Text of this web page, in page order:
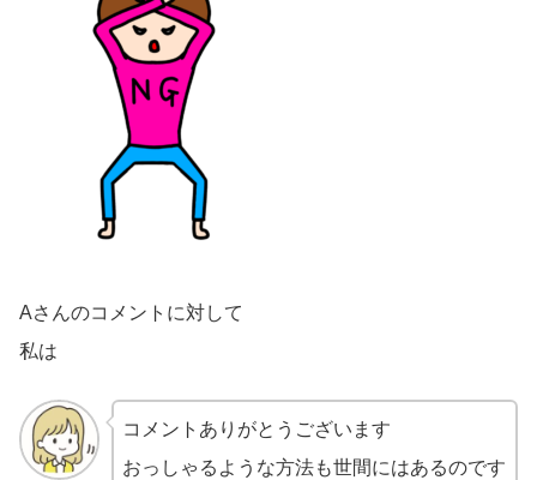
Aさんのコメントに対して
私は
コメントありがとうございます
おっしゃるような方法も世間にはあるのです